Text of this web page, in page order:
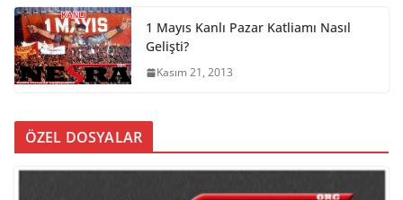
1 Mayıs Kanlı Pazar Katliamı Nasıl
Gelişti?
Kasım 21, 2013
ÖZEL DOSYALAR